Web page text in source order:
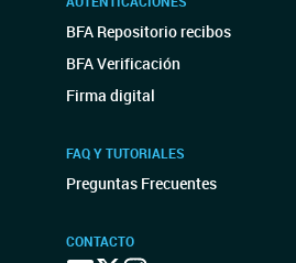
BFA Repositorio recibos
BFA Verificación
Firma digital
FAQ Y TUTORIALES
Preguntas Frecuentes
CONTACTO